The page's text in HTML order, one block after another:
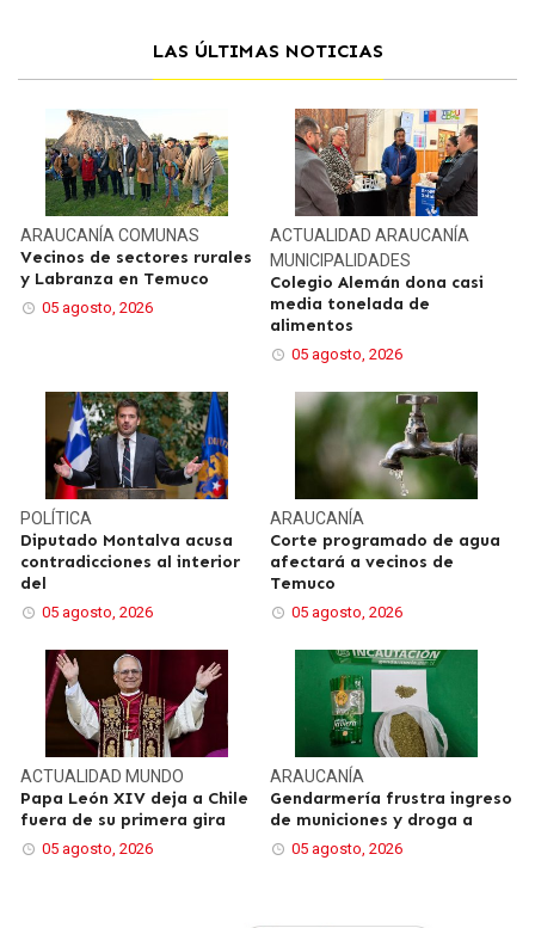
LAS ÚLTIMAS NOTICIAS
ARAUCANÍACOMUNAS
Vecinos de sectores rurales
y Labranza en Temuco
05 agosto, 2026
ACTUALIDAD ARAUCANÍA
MUNICIPALIDADES
Colegio Alemán dona casi
media tonelada de
alimentos
05 agosto, 2026
POLÍTICA
Diputado Montalva acusa
contradicciones al interior
del
05 agosto, 2026
ARAUCANÍA
Corte programado de agua
afectará a vecinos de
Temuco
05 agosto, 2026
ACTUALIDADMUNDO
Papa León XIV deja a Chile
fuera de su primera gira
05 agosto, 2026
ARAUCANÍA
Gendarmería frustra ingreso
de municiones y droga a
05 agosto, 2026